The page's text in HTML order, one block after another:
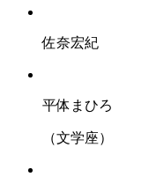
佐奈宏紀
平体まひろ
（文学座）